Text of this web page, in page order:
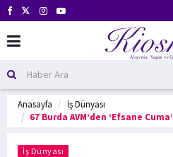
Anasayfa
İş Dünyası
67 Burda AVM’den ‘Efsane
İş Dünyası